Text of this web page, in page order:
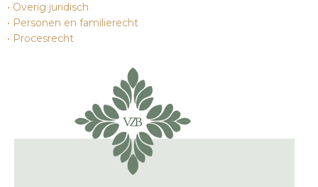
Overig juridisch
Personen en familierecht
Procesrecht